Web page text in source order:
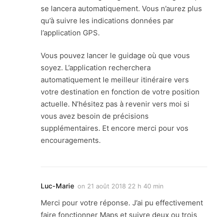
se lancera automatiquement. Vous n’aurez plus
qu’à suivre les indications données par
l’application GPS.
Vous pouvez lancer le guidage où que vous
soyez. L’application recherchera
automatiquement le meilleur itinéraire vers
votre destination en fonction de votre position
actuelle. N’hésitez pas à revenir vers moi si
vous avez besoin de précisions
supplémentaires. Et encore merci pour vos
encouragements.
Luc-Marie on 21 août 2018 22 h 40 min
Merci pour votre réponse. J’ai pu effectivement
faire fonctionner Maps et suivre deux ou trois